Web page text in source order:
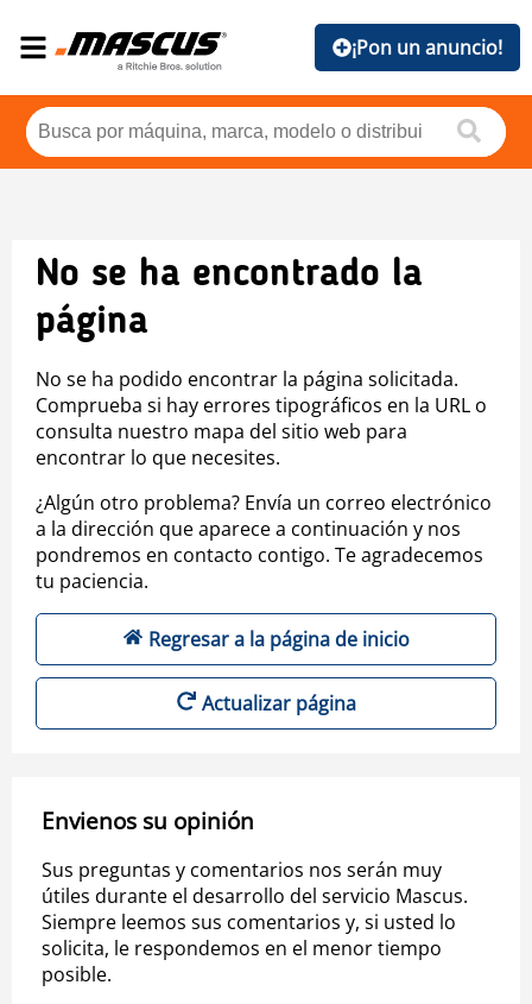
¡Pon un anuncio!
No se ha encontrado la
página
No se ha podido encontrar la página solicitada.
Comprueba si hay errores tipográficos en la URL o
consulta nuestro mapa del sitio web para
encontrar lo que necesites.
¿Algún otro problema? Envía un correo electrónico
a la dirección que aparece a continuación y nos
pondremos en contacto contigo. Te agradecemos
tu paciencia.
Regresar a la página de inicio
Actualizar página
Envienos su opinión
Sus preguntas y comentarios nos serán muy
útiles durante el desarrollo del servicio Mascus.
Siempre leemos sus comentarios y, si usted lo
solicita, le respondemos en el menor tiempo
posible.